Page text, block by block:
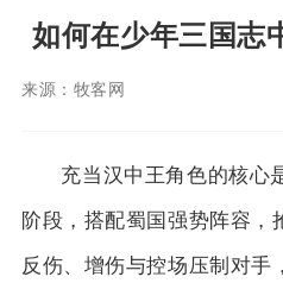
如何在少年三国志
来源： 牧客网
充当汉中王角色的核心
阶段，搭配蜀国强势阵容，
反伤、增伤与控场压制对手